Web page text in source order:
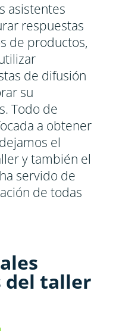
asistentes
respuestas
de productos,
de difusión
su
Todo de
a obtener
el
y también el
servido de
de todas
del taller